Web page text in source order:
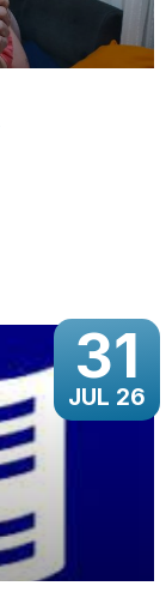
31
JUL 26